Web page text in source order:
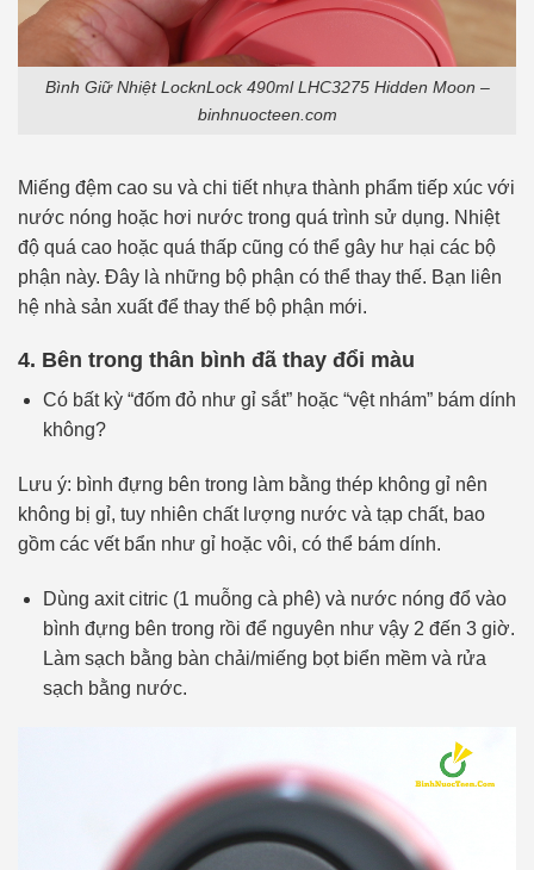
Bình Giữ Nhiệt LocknLock 490ml LHC3275 Hidden Moon –
binhnuocteen.com
Miếng đệm cao su và chi tiết nhựa thành phẩm tiếp xúc với
nước nóng hoặc hơi nước trong quá trình sử dụng. Nhiệt
độ quá cao hoặc quá thấp cũng có thể gây hư hại các bộ
phận này. Đây là những bộ phận có thể thay thế. Bạn liên
hệ nhà sản xuất để thay thế bộ phận mới.
4. Bên trong thân bình đã thay đổi màu
Có bất kỳ “đốm đỏ như gỉ sắt” hoặc “vệt nhám” bám dính
không?
Lưu ý: bình đựng bên trong làm bằng thép không gỉ nên
không bị gỉ, tuy nhiên chất lượng nước và tạp chất, bao
gồm các vết bẩn như gỉ hoặc vôi, có thể bám dính.
Dùng axit citric (1 muỗng cà phê) và nước nóng đổ vào
bình đựng bên trong rồi để nguyên như vậy 2 đến 3 giờ.
Làm sạch bằng bàn chải/miếng bọt biển mềm và rửa
sạch bằng nước.